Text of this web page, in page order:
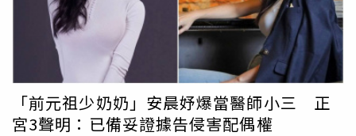
的安晨妤因嫁給「元祖食品少東」張劭緯而有此稱號，怎知
她卻在離婚3年後遭爆料捲入已婚名醫Druce的婚姻，而正
張書維
更表示提告安晨妤侵害配偶權。不過安晨妤也喊
冤，指出會認識Druce是因為雙方小孩常玩在一起，結果此
說法也遭正宮打臉。
「前元祖少奶奶」安晨妤爆當醫師小三 正
宮3聲明：已備妥證據告侵害配偶權